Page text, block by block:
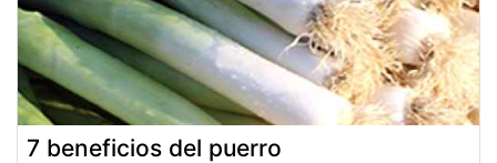
7 beneficios del puerro